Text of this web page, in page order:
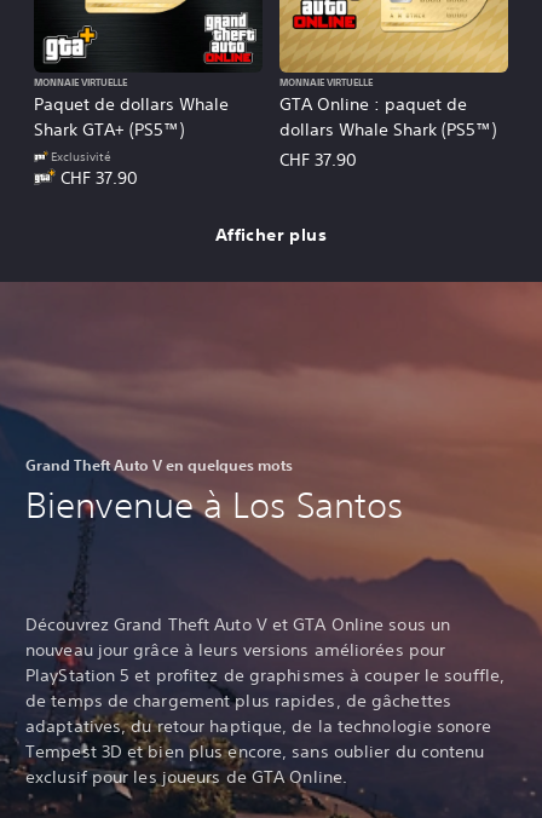
Paquet de dollars Whale
Shark GTA+ (PS5™)
MONNAIE VIRTUELLE
Exclusivité
CHF 37.90
GTA Online : paquet de
dollars Whale Shark (PS5™)
MONNAIE VIRTUELLE
CHF 37.90
Afficher plus
Grand Theft Auto V en quelques mots
Bienvenue à Los Santos
Découvrez Grand Theft Auto V et GTA Online sous un
nouveau jour grâce à leurs versions améliorées pour
PlayStation 5 et profitez de graphismes à couper le souffle,
de temps de chargement plus rapides, de gâchettes
adaptatives, du retour haptique, de la technologie sonore
Tempest 3D et bien plus encore, sans oublier du contenu
exclusif pour les joueurs de GTA Online.